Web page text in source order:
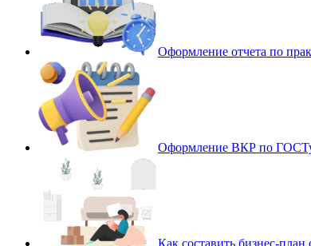
Оформление отчета по
Оформление ВКР по
Как составить бизнес-